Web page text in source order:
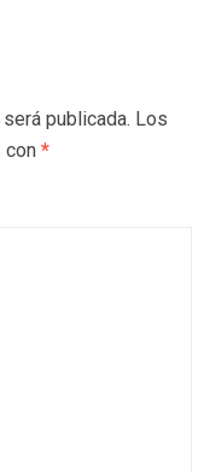
publicada. Los
con *